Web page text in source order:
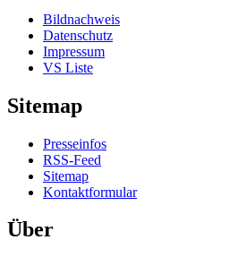
Bildnachweis
Datenschutz
Impressum
VS Liste
Sitemap
Presseinfos
RSS-Feed
Sitemap
Kontaktformular
Über